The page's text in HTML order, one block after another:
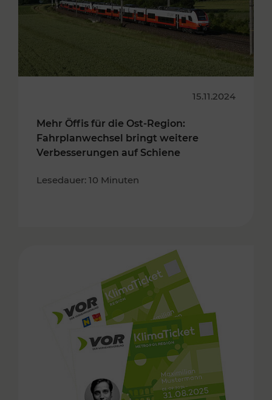
15.11.2024
Mehr Öffis für die Ost-Region:
Fahrplanwechsel bringt weitere
Verbesserungen auf Schiene
Lesedauer: 10 Minuten